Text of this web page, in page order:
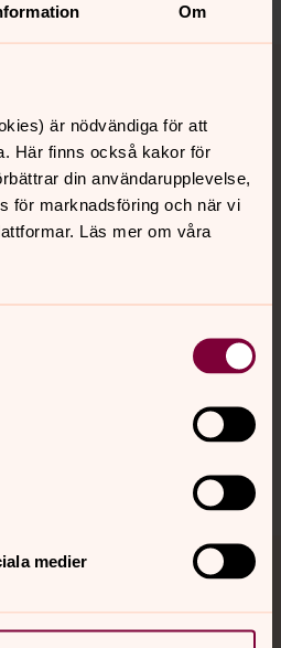
Om
är nödvändiga för att
Här finns också kakor för
din användarupplevelse,
för marknadsföring och när vi
Läs mer om våra
medier
Prata eller chatta anonymt